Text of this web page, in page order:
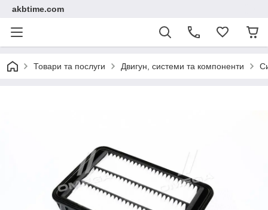
akbtime.com
Товари та послуги Двигун, системи та компоненти